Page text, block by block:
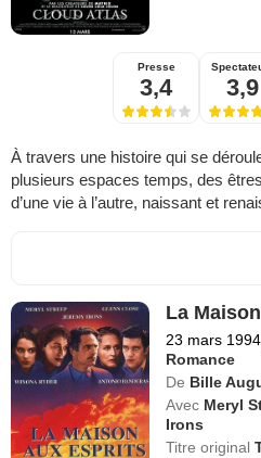
Presse
3,4 3,9
À travers une histoire qui se
plusieurs espaces temps, des
d’une vie à l’autre, naissant et
La
23 mars 1994
Romance
De Bille
Avec Meryl
Irons
Titre original